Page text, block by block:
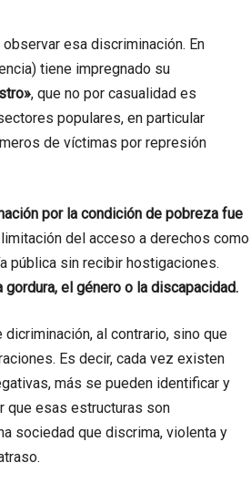
esa discriminación. En
tiene impregnado su
, que no por casualidad es
populares, en particular
de víctimas por represión
por la condición de pobreza fue
del acceso a derechos como
pública sin recibir hostigaciones.
el género o la discapacidad.
al contrario, sino que
Es decir, cada vez existen
más se pueden identificar y
que esas estructuras son
sociedad que discrima, violenta y